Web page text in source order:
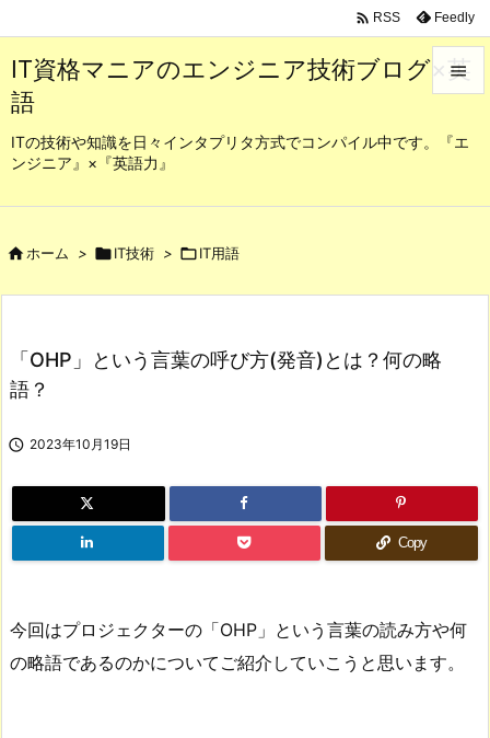
IT資格マニアのエンジニア技術ブログ×英
語
ITの技術や知識を日々インタプリタ方式でコンパイル中です。『エ
ンジニア』×『英語力』

メニュ
 RSS Feedly
ホーム > IT技術 > IT用語
「OHP」という言葉の呼び方(発音)とは？何の略
語？
 2023年10月19日
Copy
今回はプロジェクターの「OHP」という言葉の読み方や何
の略語であるのかについてご紹介していこうと思います。